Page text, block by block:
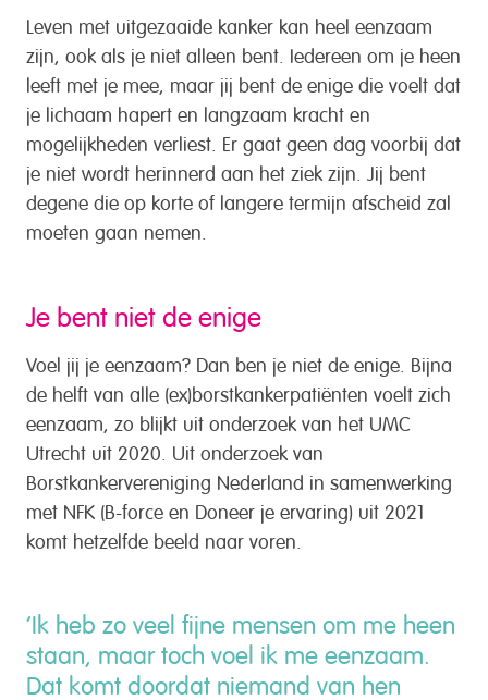
Leven met uitgezaaide kanker kan heel eenzaam
zijn, ook als je niet alleen bent. Iedereen om je heen
leeft met je mee, maar jij bent de enige die voelt dat
je lichaam hapert en langzaam kracht en
mogelijkheden verliest. Er gaat geen dag voorbij dat
je niet wordt herinnerd aan het ziek zijn. Jij bent
degene die op korte of langere termijn afscheid zal
moeten gaan nemen.
Je bent niet de enige
Voel jij je eenzaam? Dan ben je niet de enige. Bijna
de helft van alle (ex)borstkankerpatiënten voelt zich
eenzaam, zo blijkt uit onderzoek van het UMC
Utrecht uit 2020. Uit onderzoek van
Borstkankervereniging Nederland in samenwerking
met NFK (B-force en Doneer je ervaring) uit 2021
komt hetzelfde beeld naar voren.
‘Ik heb zo veel fijne mensen om me heen
staan, maar toch voel ik me eenzaam.
Dat komt doordat niemand van hen